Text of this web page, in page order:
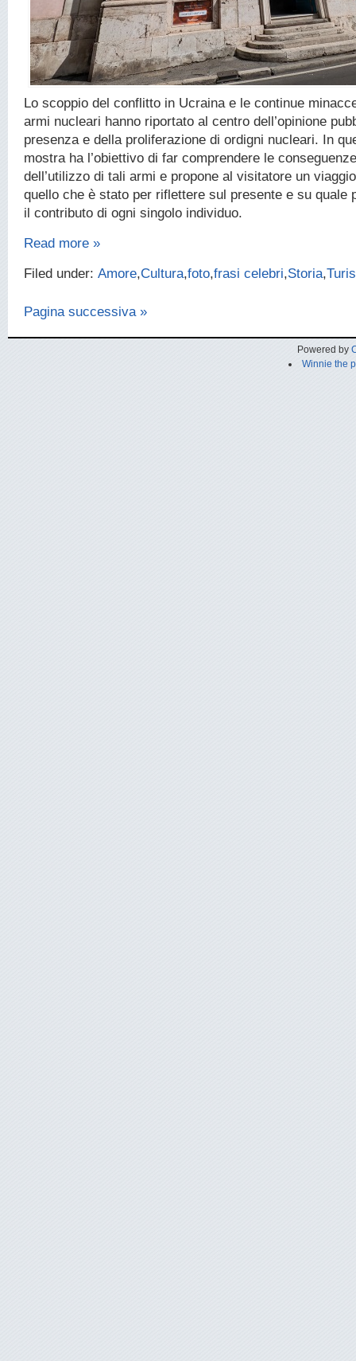
Lo scoppio del conflitto in Ucraina e le continue
armi nucleari hanno riportato al centro dell’opinione
presenza e della proliferazione di ordigni nucleari. In
mostra ha l’obiettivo di far comprendere le
dell’utilizzo di tali armi e propone al visitatore un
quello che è stato per riflettere sul presente e su quale
il contributo di ogni singolo individuo.
Read more »
Filed under: Amore,Cultura,foto,frasi celebri,Storia,
Pagina successiva »
Powered by
Winnie the